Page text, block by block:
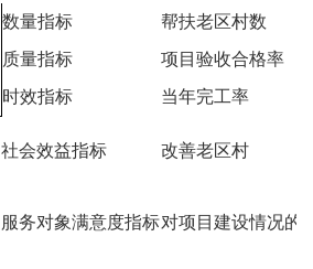
数量指标
帮扶老区村数
质量指标
项目验收合格率
时效指标
当年完工率
社会效益指标 改善老区村
服务对象满意度指标对项目建设情况的